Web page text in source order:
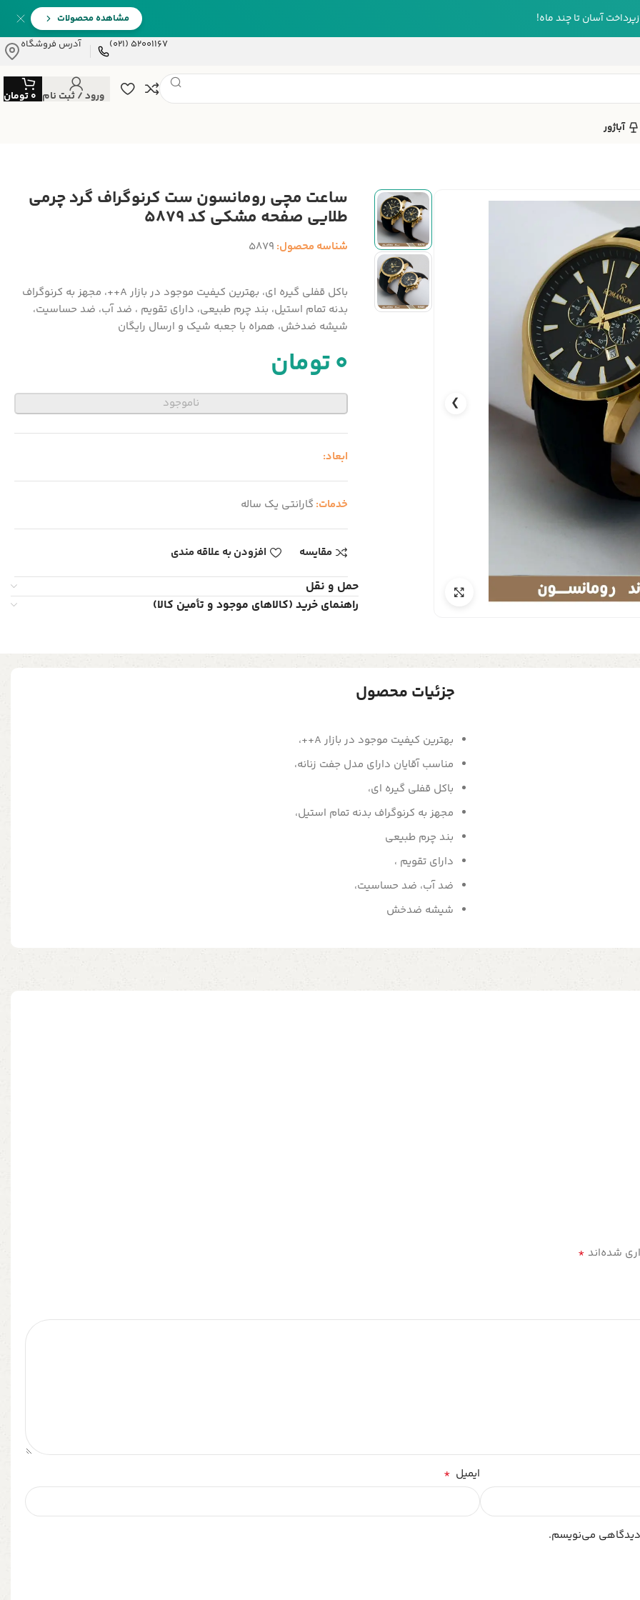
آسان تا چند ماه!
مشاهده محصولات
52001167 (021)
آدرس فروشگاه
ورود / ثبت نام 0تومان
آباژور
❯
ساعت مچی رومانسون ست کرنوگراف گرد چرمی
طلایی صفحه مشکی کد 5879
شناسه محصول: 5879
باکل قفلی گیره ای، بهترین کیفیت موجود در بازار A++، مجهز به کرنوگراف
بدنه تمام استیل، بند چرم طبیعی، دارای تقویم ، ضد آب، ضد حساسیت،
شیشه ضدخش، همراه با جعبه شیک و ارسال رایگان
0تومان
ناموجود
ابعاد:
خدمات: گارانتی یک ساله
مقایسه افزودن به علاقه مندی
حمل و نقل
راهنمای خرید (کالاهای موجود و تأمین کالا)
جزئیات محصول
بهترین کیفیت موجود در بازار A++،
مناسب آقایان دارای مدل جفت زنانه،
باکل قفلی گیره ای،
مجهز به کرنوگراف بدنه تمام استیل،
بند چرم طبیعی
دارای تقویم ،
ضد آب، ضد حساسیت،
شیشه ضدخش
شده‌اند *
ایمیل *
دیدگاهی می‌نویسم.